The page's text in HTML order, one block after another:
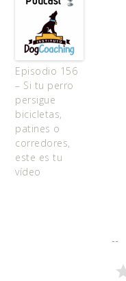
Episodio 156
– Si tu perro
persigue
bicicletas,
patines o
corredores,
este es tu
vídeo